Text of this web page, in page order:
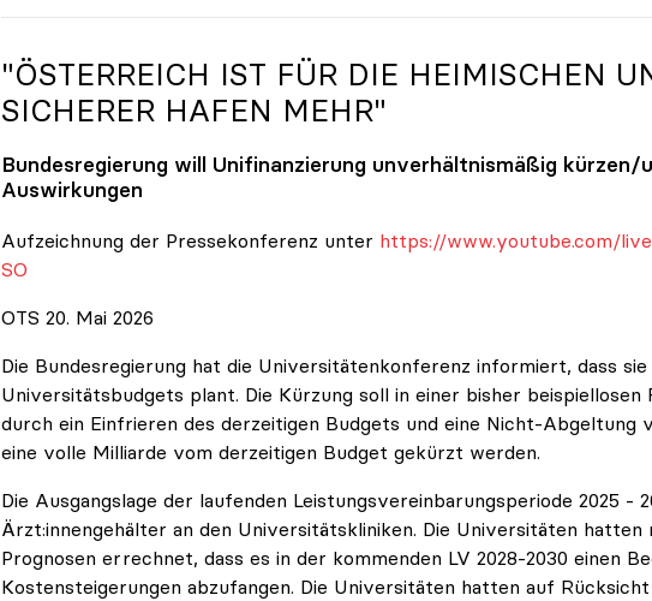
"ÖSTERREICH IST FÜR DIE HEIMISCHEN
SICHERER HAFEN MEHR"
Bundesregierung will Unifinanzierung unverhältnismäßig kürzen/
Auswirkungen
Aufzeichnung der Pressekonferenz unter https://www.youtube.com/
SO
OTS 20. Mai 2026
Die Bundesregierung hat die Universitätenkonferenz informiert, dass
Universitätsbudgets plant. Die Kürzung soll in einer bisher
durch ein Einfrieren des derzeitigen Budgets und eine Nicht-Abgeltung
eine volle Milliarde vom derzeitigen Budget gekürzt werden.
Die Ausgangslage der laufenden Leistungsvereinbarungsperiode 2025 -
Ärzt:innengehälter an den Universitätskliniken. Die Universitäten
Prognosen errechnet, dass es in der kommenden LV 2028-2030 einen
Kostensteigerungen abzufangen. Die Universitäten hatten auf